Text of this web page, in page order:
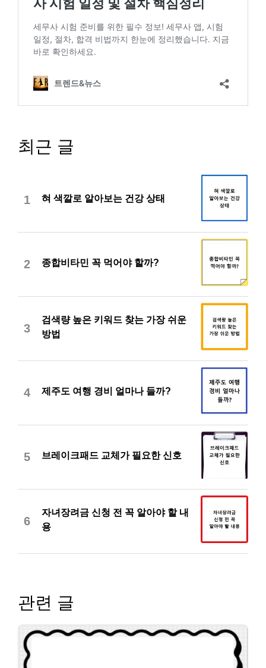
최근 글
1 혀 색깔로 알아보는 건강 상태
2 종합비타민 꼭 먹어야 할까?
3
검색량 높은 키워드 찾는 가장 쉬운
방법
4 제주도 여행 경비 얼마나 들까?
5 브레이크패드 교체가 필요한 신호
6
자녀장려금 신청 전 꼭 알아야 할 내
용
관련 글